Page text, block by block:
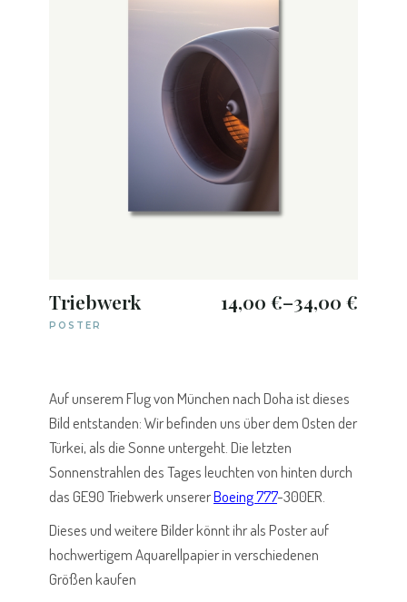
Triebwerk 14,00 €–34,00 €
POSTER
Auf unserem Flug von München nach Doha ist dieses
Bild entstanden: Wir befinden uns über dem Osten der
Türkei, als die Sonne untergeht. Die letzten
Sonnenstrahlen des Tages leuchten von hinten durch
das GE90 Triebwerk unsererBoeing 777-300ER.
Dieses und weitere Bilder könnt ihr als Poster auf
hochwertigem Aquarellpapier in verschiedenen
Größen kaufen